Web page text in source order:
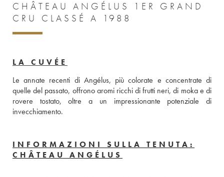
CHÂTEAU ANGÉLUS 1ER GRAND
CRU CLASSÉ A 1988
LA CUVÉE
Le annate recenti di Angélus, più colorate e concentrate di
quelle del passato, offrono aromi ricchi di frutti neri, di moka e di
rovere tostato, oltre a un impressionante potenziale di
invecchiamento.
INFORMAZIONI SULLA TENUTA:
CHÂTEAU ANGÉLUS